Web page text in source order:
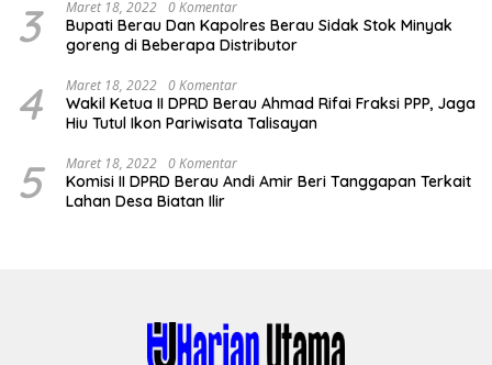
3 Maret 18, 2022 0 Komentar
Bupati Berau Dan Kapolres Berau Sidak Stok Minyak
goreng di Beberapa Distributor
4 Maret 18, 2022 0 Komentar
Wakil Ketua II DPRD Berau Ahmad Rifai Fraksi PPP, Jaga
Hiu Tutul Ikon Pariwisata Talisayan
5 Maret 18, 2022 0 Komentar
Komisi II DPRD Berau Andi Amir Beri Tanggapan Terkait
Lahan Desa Biatan Ilir